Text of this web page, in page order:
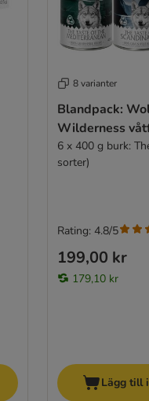
8 varianter
Blandpack:
Wilderness
6 x 400 g burk:
sorter)
199,00 kr
179,10 kr
Rating: 4.8/5
Lägg till